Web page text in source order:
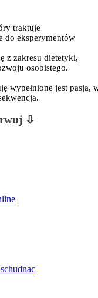
traktuje
do eksperymentów
z zakresu dietetyki,
osobistego.
wypełnione jest pasją,
⇩